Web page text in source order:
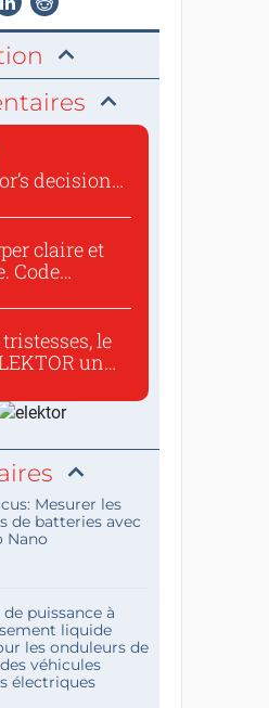
decision
claire et
Code
le
un
Mesurer les
de batteries avec
Nano
puissance à
liquide
les onduleurs de
véhicules
électriques